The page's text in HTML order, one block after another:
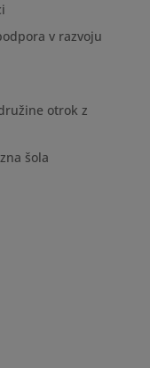
v razvoju
otrok z
šola